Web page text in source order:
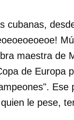
cubanas,
maestra de
de Europa
Ese
le pese,